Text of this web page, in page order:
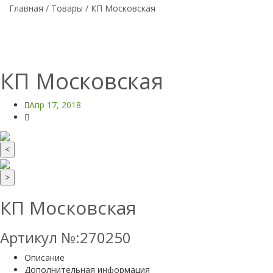
Главная / Товары / КП Московская
КП Московская
Апр 17, 2018
<
>
КП Московская
Артикул №:270250
Описание
Дополнительная информация